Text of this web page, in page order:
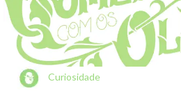
Curiosidade